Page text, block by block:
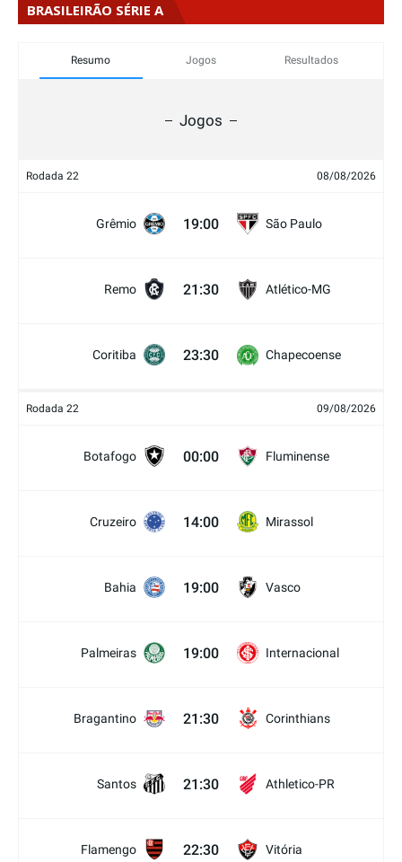
BRASILEIRÃO SÉRIE A
Resumo Jogos Resultados
Jogos
Rodada 22 08/08/2026
Grêmio 19:00 São Paulo
Remo 21:30 Atlético-MG
Coritiba 23:30 Chapecoense
Rodada 22 09/08/2026
Botafogo 00:00 Fluminense
Cruzeiro 14:00 Mirassol
Bahia 19:00 Vasco
Palmeiras 19:00 Internacional
Bragantino 21:30 Corinthians
Santos 21:30 Athletico-PR
Flamengo 22:30 Vitória